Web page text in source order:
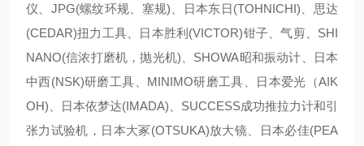
仪、JPG(螺纹环规、塞规)、日本东日(TOHNICHI)、思达
(CEDAR)扭力工具、日本胜利(VICTOR)钳子、气剪、SHI
NANO(信浓打磨机，抛光机)、SHOWA昭和振动计、日本
中西(NSK)研磨工具、MINIMO研磨工具、日本爱光（AIK
OH)、日本依梦达(IMADA)、SUCCESS成功推拉力计和引
张力试验机，日本大冢(OTSUKA)放大镜、日本必佳(PEA